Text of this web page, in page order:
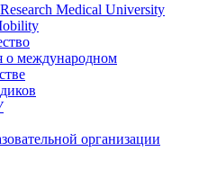
Medical University
о международном
организации